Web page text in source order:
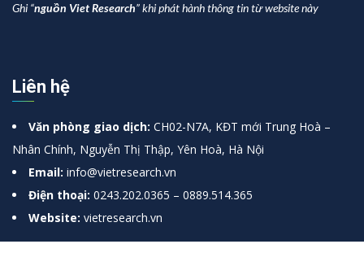
Ghi “nguồn Viet Research” khi phát hành thông tin từ website này
Liên hệ
Văn phòng giao dịch: CH02-N7A, KĐT mới Trung Hoà –
Nhân Chính, Nguyễn Thị Thập, Yên Hoà, Hà Nội
Email: info@vietresearch.vn
Điện thoại: 0243.202.0365 – 0889.514.365
Website: vietresearch.vn